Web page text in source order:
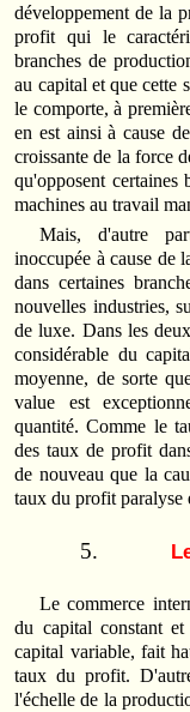
développement de la
profit qui le
branches de
au capital et que cette
le comporte, à
en est ainsi à cause
croissante de la force
qu'opposent certaines
machines au travail
Mais, d'autre
inoccupée à cause de
dans certaines
nouvelles industries,
de luxe. Dans les
considérable du
moyenne, de sorte
value est
quantité. Comme le
des taux de profit
de nouveau que la
taux du profit paralyse
Le commerce
du capital constant
capital variable, fait
taux du profit.
l'échelle de la